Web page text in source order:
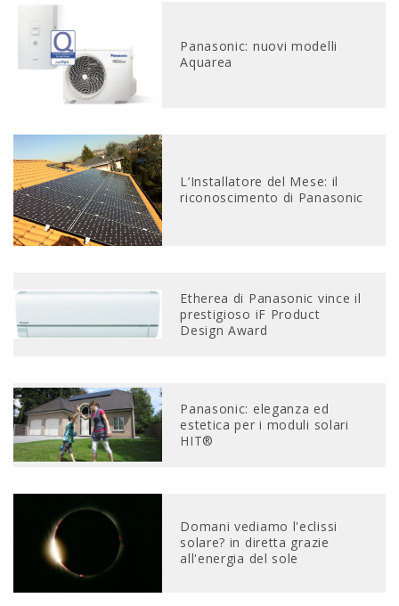
Panasonic: nuovi modelli
Aquarea
L’Installatore del Mese: il
riconoscimento di Panasonic
Etherea di Panasonic vince il
prestigioso iF Product
Design Award
Panasonic: eleganza ed
estetica per i moduli solari
HIT®
Domani vediamo l'eclissi
solare? in diretta grazie
all'energia del sole